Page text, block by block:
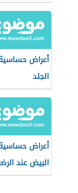
أعراض
الجلد
أعراض
البيض عند